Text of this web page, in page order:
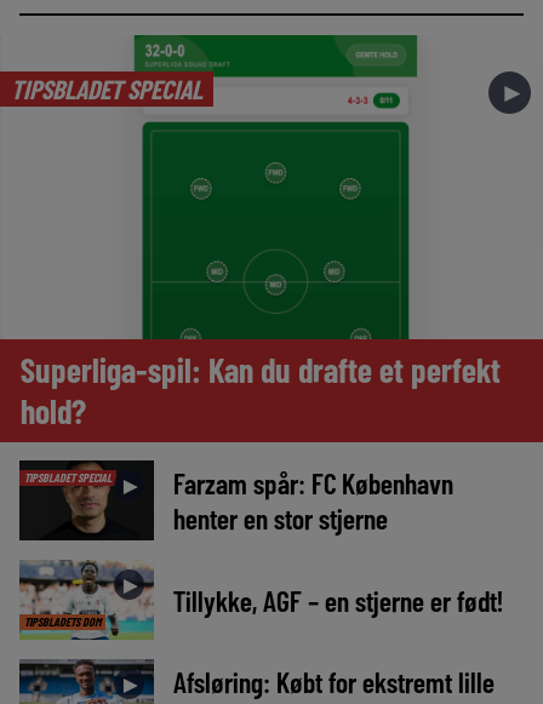
TIPSBLADET SPECIAL ►
Superliga-spil: Kan du drafte et perfekt
hold?
TIPSBLADET SPECIAL ►
Farzam spår: FC København
henter en stor stjerne
TIPSBLADETS DOM
► Tillykke, AGF – en stjerne er født!
►
Afsløring: Købt for ekstremt lille